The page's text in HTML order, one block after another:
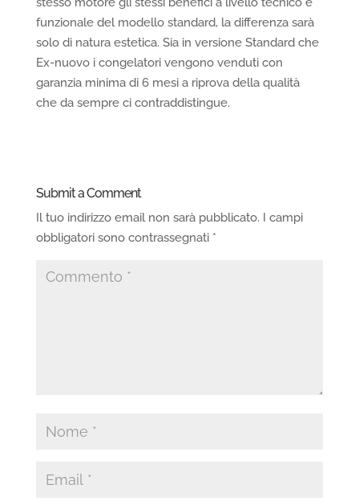
funzionale del modello standard, la differenza sarà
solo di natura estetica. Sia in versione Standard che
Ex-nuovo i congelatori vengono venduti con
garanzia minima di 6 mesi a riprova della qualità
che da sempre ci contraddistingue.
Submit a Comment
Il tuo indirizzo email non sarà pubblicato. I campi
obbligatori sono contrassegnati *